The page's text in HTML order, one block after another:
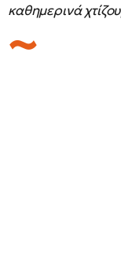
καθημερινά